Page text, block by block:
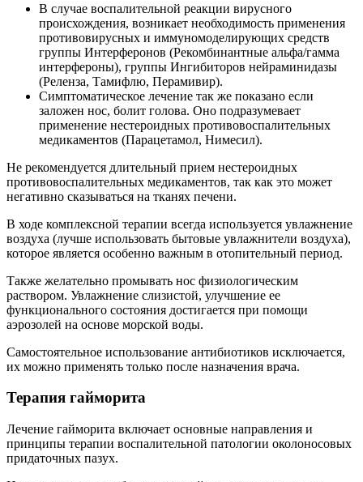
В случае воспалительной реакции вирусного
происхождения, возникает необходимость применения
противовирусных и иммуномоделирующих средств
группы Интерферонов (Рекомбинантные альфа/гамма
интерфероны), группы Ингибиторов нейраминидазы
(Реленза, Тамифлю, Перамивир).
Симптоматическое лечение так же показано если
заложен нос, болит голова. Оно подразумевает
применение нестероидных противовоспалительных
медикаментов (Парацетамол, Нимесил).
Не рекомендуется длительный прием нестероидных
противовоспалительных медикаментов, так как это может
негативно сказываться на тканях печени.
В ходе комплексной терапии всегда используется увлажнение
воздуха (лучше использовать бытовые увлажнители воздуха),
которое является особенно важным в отопительный период.
Также желательно промывать нос физиологическим
раствором. Увлажнение слизистой, улучшение ее
функционального состояния достигается при помощи
аэрозолей на основе морской воды.
Самостоятельное использование антибиотиков исключается,
их можно применять только после назначения врача.
Терапия гайморита
Лечение гайморита включает основные направления и
принципы терапии воспалительной патологии околоносовых
придаточных пазух.